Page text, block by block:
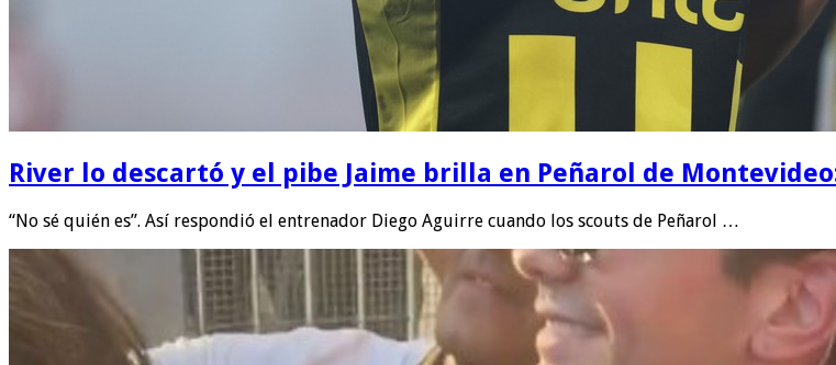
River lo descartó y el pibe Jaime brilla en Peñarol de
“No sé quién es”. Así respondió el entrenador Diego Aguirre cuando los scouts de Peñarol …